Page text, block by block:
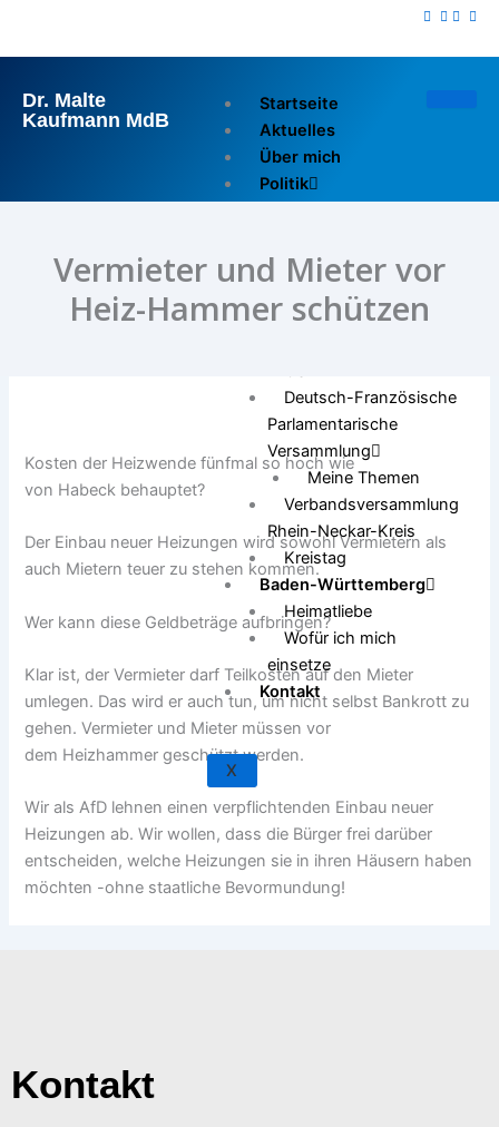
Dr. Malte
Kaufmann MdB
Startseite
Aktuelles
Über mich
Politik
Pressemitteilungen
und Energie
Deutsch-Französische
Parlamentarische
Versammlung
Meine Themen
Verbandsversammlung
Rhein-Neckar-Kreis
Kreistag
Baden-Württemberg
Heimatliebe
Wofür ich mich
einsetze
Kontakt
X
Vermieter und Mieter vor
Heiz-Hammer schützen
Kosten der Heizwende fünfmal so hoch wie
von Habeck behauptet?
Der Einbau neuer Heizungen wird sowohl Vermietern als
auch Mietern teuer zu stehen kommen.
Wer kann diese Geldbeträge aufbringen?
Klar ist, der Vermieter darf Teilkosten auf den Mieter
umlegen. Das wird er auch tun, um nicht selbst Bankrott zu
gehen. Vermieter und Mieter müssen vor
dem Heizhammer geschützt werden.
Wir als AfD lehnen einen verpflichtenden Einbau neuer
Heizungen ab. Wir wollen, dass die Bürger frei darüber
entscheiden, welche Heizungen sie in ihren Häusern haben
möchten -ohne staatliche Bevormundung!
Kontakt